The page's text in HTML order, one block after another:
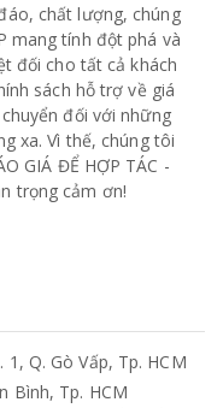
chất lượng, chúng
mang tính đột phá và
đối cho tất cả khách
sách hỗ trợ về giá
đối với những
xa. Vì thế, chúng tôi
GIÁ ĐỂ HỢP TÁC -
trọng cảm ơn!
Q. Gò Vấp, Tp. HCM
Bình, Tp. HCM